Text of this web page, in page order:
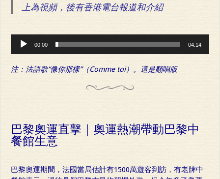
上為視頻，後有香港電台報道和介紹
Audio
Player
00:00 04:14
注：法語歌“像你那樣”（Comme toi）。這是翻唱版
巴黎奧運直擊｜奧運熱潮帶動巴黎中
餐館生意
巴黎奧運期間，法國當局估計有1500萬遊客到訪，有老牌中